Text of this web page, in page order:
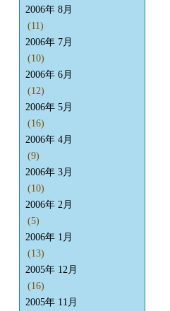
2006年 8月
(11)
2006年 7月
(10)
2006年 6月
(12)
2006年 5月
(16)
2006年 4月
(9)
2006年 3月
(10)
2006年 2月
(5)
2006年 1月
(13)
2005年 12月
(16)
2005年 11月